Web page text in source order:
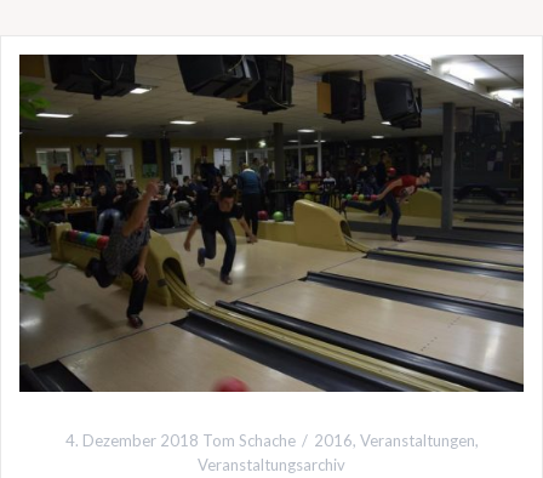
4. Dezember 2018 Tom Schache 2016, Veranstaltungen,
Veranstaltungsarchiv